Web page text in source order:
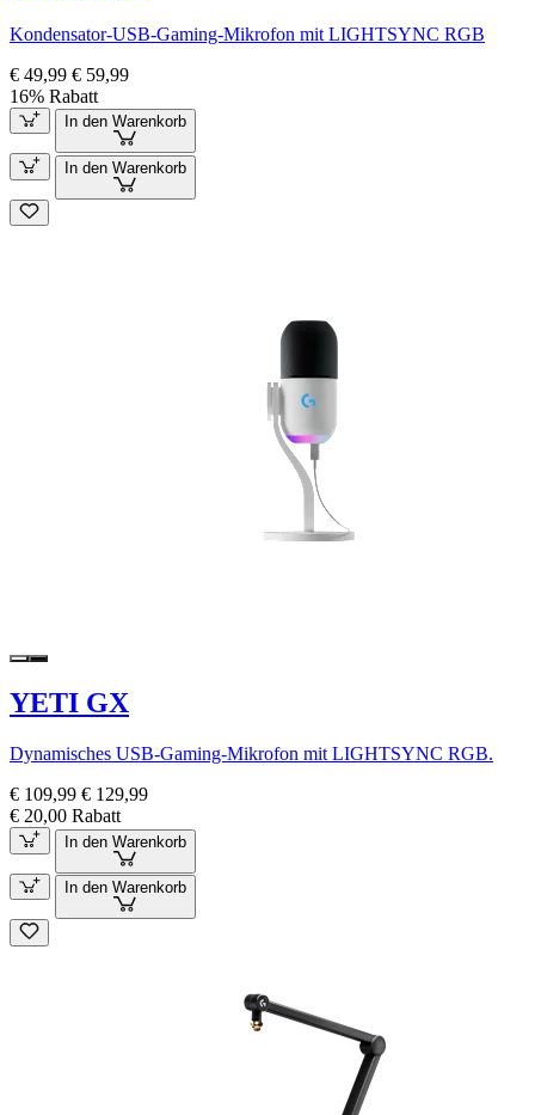
Kondensator-USB-Gaming-Mikrofon mit LIGHTSYNC RGB
€ 49,99 € 59,99
16% Rabatt
In den Warenkorb
In den Warenkorb
YETI GX
Dynamisches USB-Gaming-Mikrofon mit LIGHTSYNC RGB.
€ 109,99 € 129,99
€ 20,00 Rabatt
In den Warenkorb
In den Warenkorb